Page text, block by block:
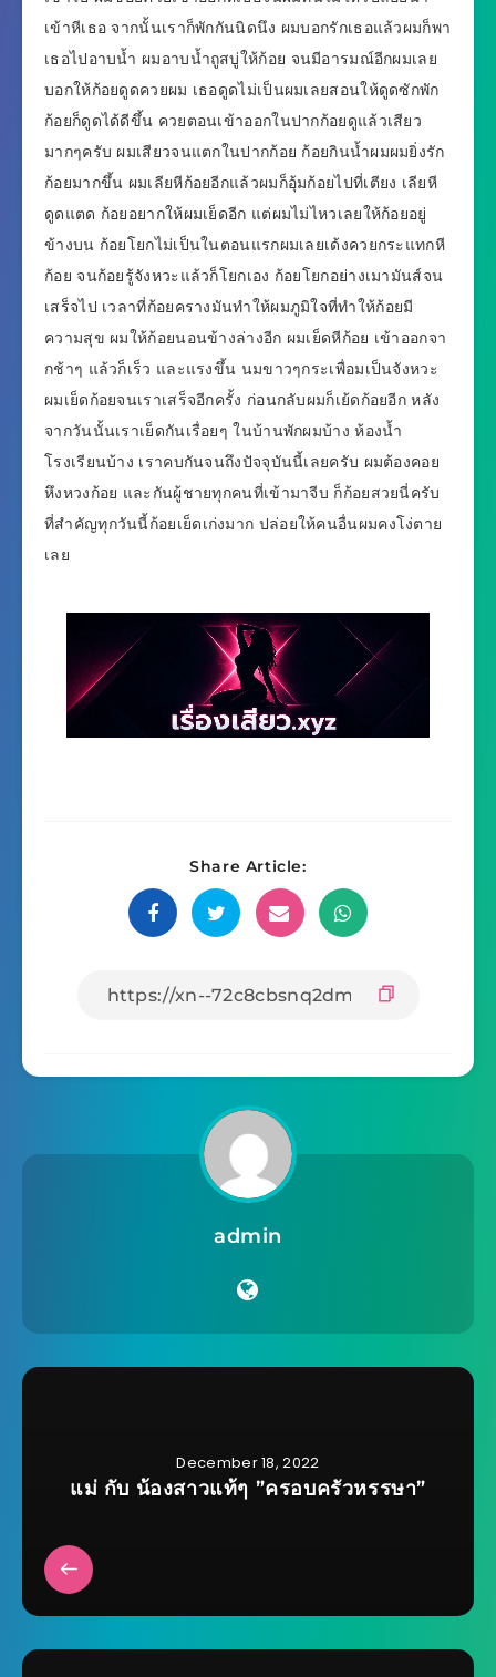
เข้าหีเธอ จากนั้นเราก็พักกันนิดนึง ผมบอกรักเธอแล้วผมก็พา
เธอไปอาบน้ำ ผมอาบน้ำถูสบู่ให้ก้อย จนมีอารมณ์อีกผมเลย
บอกให้ก้อยดูดควยผม เธอดูดไม่เป็นผมเลยสอนให้ดูดซักพัก
ก้อยก็ดูดได้ดีขึ้น ควยตอนเข้าออกในปากก้อยดูแล้วเสียว
มากๆครับ ผมเสียวจนแตกในปากก้อย ก้อยกินน้ำผมผมยิ่งรัก
ก้อยมากขึ้น ผมเลียหีก้อยอีกแล้วผมก็อุ้มก้อยไปที่เตียง เลียหี
ดูดแตด ก้อยอยากให้ผมเย็ดอีก แต่ผมไม่ไหวเลยให้ก้อยอยู่
ข้างบน ก้อยโยกไม่เป็นในตอนแรกผมเลยเด้งควยกระแทกหี
ก้อย จนก้อยรู้จังหวะแล้วก็โยกเอง ก้อยโยกอย่างเมามันส์จน
เสร็จไป เวลาที่ก้อยครางมันทำให้ผมภูมิใจที่ทำให้ก้อยมี
ความสุข ผมให้ก้อยนอนข้างล่างอีก ผมเย็ดหีก้อย เข้าออกจา
กช้าๆ แล้วก็เร็ว และแรงขึ้น นมขาวๆกระเพื่อมเป็นจังหวะ
ผมเย็ดก้อยจนเราเสร็จอีกครั้ง ก่อนกลับผมก็เย้ดก้อยอีก หลัง
จากวันนั้นเราเย็ดกันเรื่อยๆ ในบ้านพักผมบ้าง ห้องน้ำ
โรงเรียนบ้าง เราคบกันจนถึงปัจจุบันนี้เลยครับ ผมต้องคอย
หึงหวงก้อย และกันผู้ชายทุกคนที่เข้ามาจีบ ก็ก้อยสวยนี่ครับ
ที่สำคัญทุกวันนี้ก้อยเย็ดเก่งมาก ปล่อยให้คนอื่นผมคงโง่ตาย
เลย
Share Article:
admin
December 18, 2022
แม่ กับ น้องสาวแท้ๆ ”ครอบครัวหรรษา”